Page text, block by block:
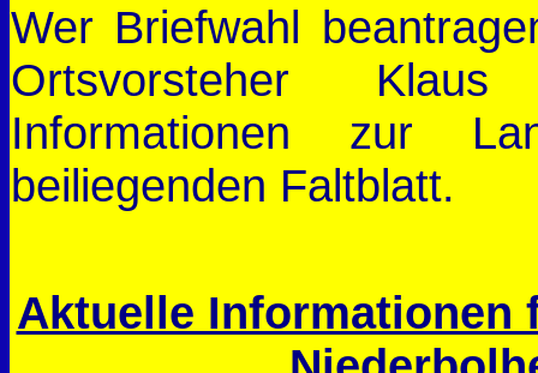
Wer Briefwahl
Ortsvorsteher
Informationen zur
beiliegenden Faltblatt.
Aktuelle Informationen